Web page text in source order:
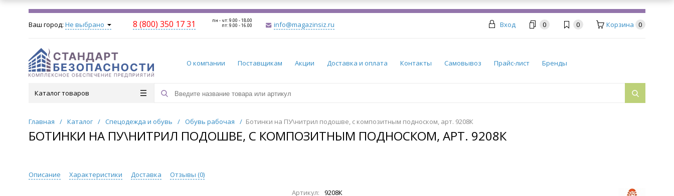
Ваш город: Не выбрано 8 (800) 350 17 31 пн - чт: 9.00 - 18.00
пт: 9.00 - 16.00 info@magazinsiz.ru Вход 0 0 Корзина 0
О компании Поставщикам Акции Доставка и оплата Контакты Самовывоз Прайс-лист Бренды
Каталог товаров
Главная / Каталог / Спецодежда и обувь / Обувь рабочая / Ботинки на ПУ\нитрил подошве, с композитным подноском, арт. 9208К
БОТИНКИ НА ПУ\НИТРИЛ ПОДОШВЕ, С КОМПОЗИТНЫМ ПОДНОСКОМ, АРТ. 9208К
Описание Характеристики Доставка Отзывы (0)
Артикул: 9208К